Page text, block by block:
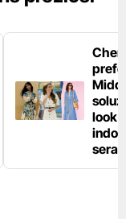
look
sera